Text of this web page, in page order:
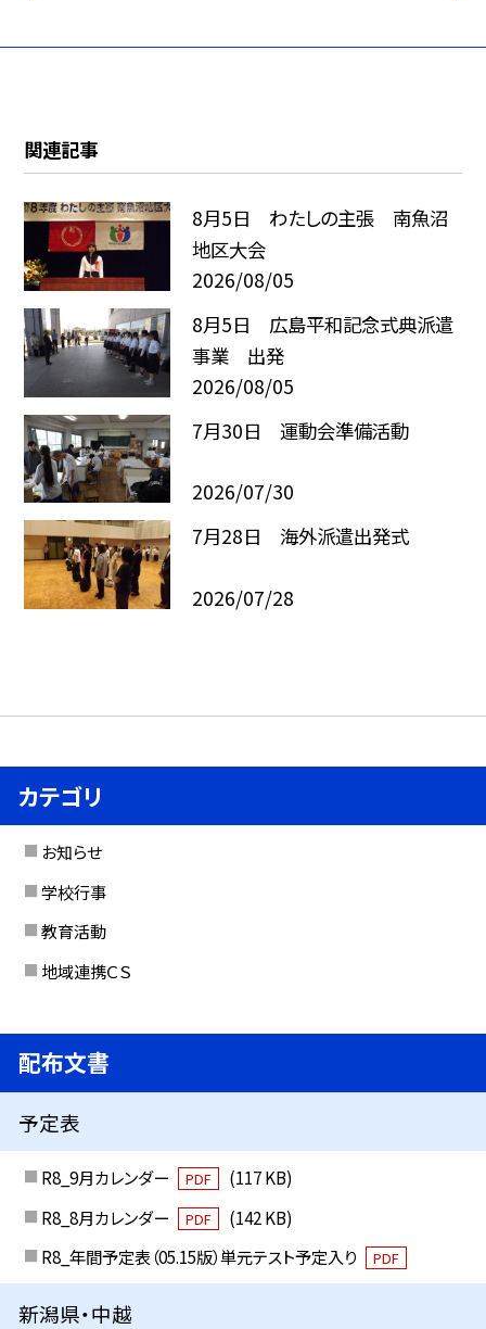
関連記事
8月5日 わたしの主張 南魚沼
地区大会
2026/08/05
8月5日 広島平和記念式典派遣
事業 出発
2026/08/05
7月30日 運動会準備活動
2026/07/30
7月28日 海外派遣出発式
2026/07/28
カテゴリ
お知らせ
学校行事
教育活動
地域連携ＣＳ
配布文書
予定表
R8_9月カレンダー PDF
(117 KB)
R8_8月カレンダー
PDF
(142 KB)
R8_年間予定表（05.15版）単元テスト予定入り
PDF
新潟県・中越